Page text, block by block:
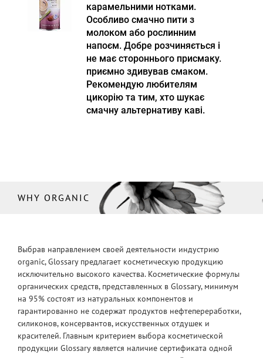
карамельними нотками.
Особливо смачно пити з
молоком або рослинним
напоєм. Добре розчиняється і
не має стороннього присмаку.
приємно здивував смаком.
Рекомендую любителям
цикорію та тим, хто шукає
смачну альтернативу каві.
WHY ORGANIC
Выбрав направлением своей деятельности индустрию
organic, Glossary предлагает косметическую продукцию
исключительно высокого качества. Косметические формулы
органических средств, представленных в Glossary, минимум
на 95% состоят из натуральных компонентов и
гарантированно не содержат продуктов нефтепереработки,
силиконов, консервантов, искусственных отдушек и
красителей. Главным критерием выбора косметической
продукции Glossary является наличие сертификата одной